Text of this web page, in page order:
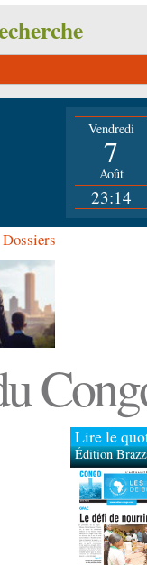
Vendredi
7
Août
23:14
Dossiers
Lire le
Édition
Édition